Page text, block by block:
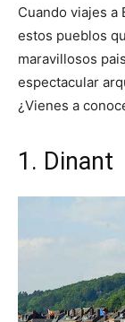
Cuando viajes a
estos pueblos
maravillosos
espectacular
¿Vienes a
1. Dinant